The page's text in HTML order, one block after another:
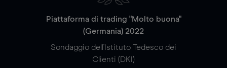
Piattaforma di trading "Molto buona"
(Germania) 2022
Sondaggio dell'Istituto Tedesco dei
Clienti (DKI)